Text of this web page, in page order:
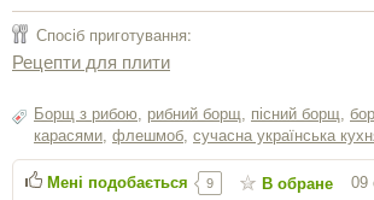
Спосіб приготування:
Рецепти для плити
Борщ з рибою рибний борщ пісний борщ
карасями флешмоб сучасна українська
09
Мені подобається 9 В обране